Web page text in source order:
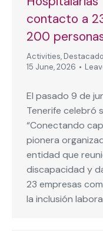
contacto a
200
Activities,
15 June, 2026
El pasado 9 de
Tenerife celebró
“Conectando
pionera
entidad que
discapacidad y
23 empresas
la inclusión